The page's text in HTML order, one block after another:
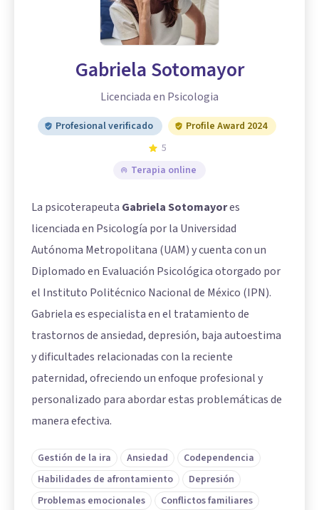
Gabriela Sotomayor
Licenciada en Psicologia
Profesional verificado
Profile Award 2024
5
Terapia online
La psicoterapeuta Gabriela Sotomayores
licenciada en Psicología por la Universidad
Autónoma Metropolitana (UAM) y cuenta con un
Diplomado en Evaluación Psicológica otorgado por
el Instituto Politécnico Nacional de México (IPN).
Gabriela es especialista en el tratamiento de
trastornos de ansiedad, depresión, baja autoestima
y dificultades relacionadas con la reciente
paternidad, ofreciendo un enfoque profesional y
personalizado para abordar estas problemáticas de
manera efectiva.
Gestión de la ira Ansiedad
Codependencia
Habilidades de afrontamiento
Depresión
Problemas emocionales
Conflictos familiares